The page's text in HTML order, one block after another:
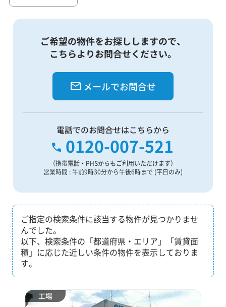
ご希望の物件をお探ししますので、
こちらよりお問合せください。
メールでお問合せ
電話でのお問合せはこちらから
0120-007-521
（携帯電話・PHSからもご利用いただけます）
営業時間 : 午前9時30分から午後6時まで (平日のみ)
ご指定の検索条件に該当する物件が見つかりませ
んでした。
以下、検索条件の「都道府県・エリア」「賃貸面
積」に応じた近しい条件の物件を表示しておりま
す。
工場